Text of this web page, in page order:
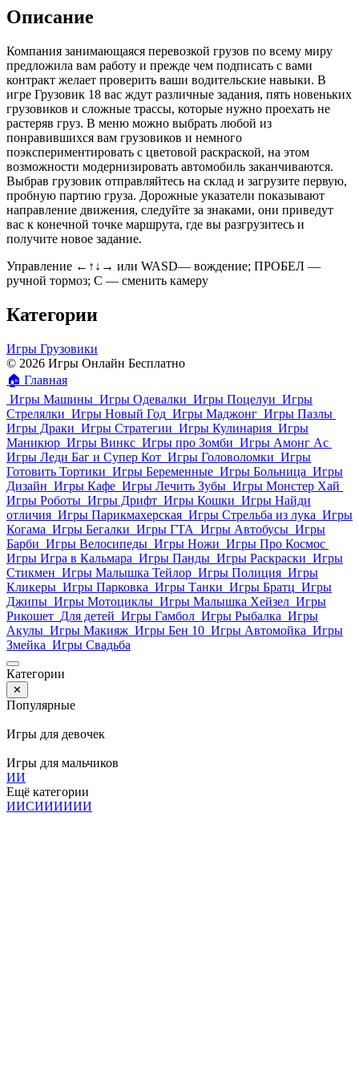
Описание
Компания занимающаяся перевозкой грузов по всему миру
предложила вам работу и прежде чем подписать с вами
контракт желает проверить ваши водительские навыки. В
игре Грузовик 18 вас ждут различные задания, пять новеньких
грузовиков и сложные трассы, которые нужно проехать не
растеряв груз. В меню можно выбрать любой из
понравившихся вам грузовиков и немного
поэкспериментировать с цветовой раскраской, на этом
возможности модернизировать автомобиль заканчиваются.
Выбрав грузовик отправляйтесь на склад и загрузите первую,
пробную партию груза. Дорожные указатели показывают
направление движения, следуйте за знаками, они приведут
вас к конечной точке маршрута, где вы разгрузитесь и
получите новое задание.
Управление ←↑↓→ или WASD— вождение; ПРОБЕЛ —
ручной тормоз; C — сменить камеру
Категории
Игры Грузовики
© 2026 Игры Онлайн Бесплатно
🏠 Главная
Игры Машины Игры Одевалки Игры Поцелуи Игры
Стрелялки Игры Новый Год Игры Маджонг Игры Пазлы
Игры Драки Игры Стратегии Игры Кулинария Игры
Маникюр Игры Винкс Игры про Зомби Игры Амонг Ас
Игры Леди Баг и Супер Кот Игры Головоломки Игры
Готовить Тортики Игры Беременные Игры Больница Игры
Дизайн Игры Кафе Игры Лечить Зубы Игры Монстер Хай
Игры Роботы Игры Дрифт Игры Кошки Игры Найди
отличия Игры Парикмахерская Игры Стрельба из лука Игры
Когама Игры Бегалки Игры ГТА Игры Автобусы Игры
Барби Игры Велосипеды Игры Ножи Игры Про Космос
Игры Игра в Кальмара Игры Панды Игры Раскраски Игры
Стикмен Игры Малышка Тейлор Игры Полиция Игры
Кликеры Игры Парковка Игры Танки Игры Братц Игры
Джипы Игры Мотоциклы Игры Малышка Хейзел Игры
Рикошет Для детей Игры Гамбол Игры Рыбалка Игры
Акулы Игры Макияж Игры Бен 10 Игры Автомойка Игры
Змейка Игры Свадьба
Категории
✕
Популярные
Игры для девочек
Игры для мальчиков
ИИ
Ещё категории
ИИСИИИИИИ